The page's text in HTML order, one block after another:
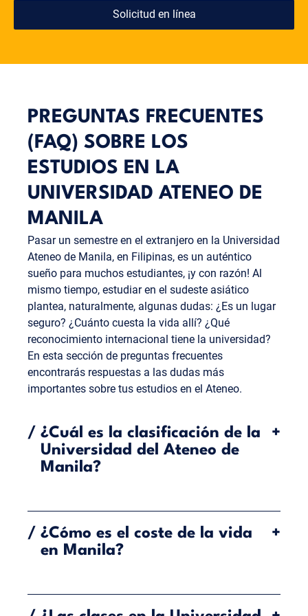
o finalizarás tus estudios con el trabajo de fin de
Solicitud en línea
PREGUNTAS FRECUENTES
(FAQ) SOBRE LOS
ESTUDIOS EN LA
UNIVERSIDAD ATENEO DE
MANILA
Pasar un semestre en el extranjero en la Universidad
Ateneo de Manila, en Filipinas, es un auténtico
sueño para muchos estudiantes, ¡y con razón! Al
mismo tiempo, estudiar en el sudeste asiático
plantea, naturalmente, algunas dudas: ¿Es un lugar
seguro? ¿Cuánto cuesta la vida allí? ¿Qué
reconocimiento internacional tiene la universidad?
En esta sección de preguntas frecuentes
encontrarás respuestas a las dudas más
importantes sobre tus estudios en el Ateneo.
/ ¿Cuál es la clasificación de la
Universidad del Ateneo de
Manila?
+
prestigiosas del sudeste asiático. En el QS World
University Ranking 2026 ocupa el puesto 511 a nivel
/ ¿Cómo es el coste de la vida
en Manila?
+